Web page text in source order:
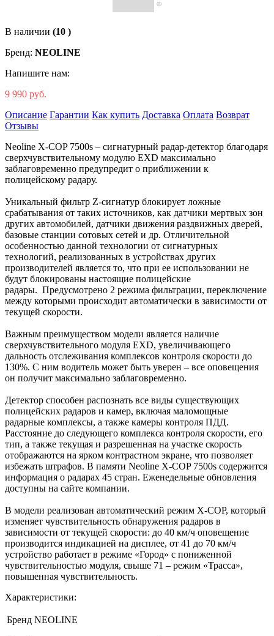
(0)
В наличии (10 )
Бренд: NEOLINE
Напишите нам:
9 990 руб.
Описание Гарантии Как купить Доставка Оплата Возврат
Отзывы
Neoline X-COP 7500s – сигнатурный радар-детектор благодаря
сверхчувствительному модулю EXD максимально
заблаговременно предупредит о приближении к
полицейскому радару.
Уникальный фильтр Z-сигнатур блокирует ложные
срабатывания от таких источников, как датчики мертвых зон
других автомобилей, датчики движения раздвижных дверей,
базовые станции сотовых сетей и др. Отличительной
особенностью данной технологии от сигнатурных
технологий, реализованных в устройствах других
производителей является то, что при ее использовании не
будут блокированы настоящие полицейские
радары. Предусмотрено 2 режима фильтрации, переключение
между которыми происходит автоматически в зависимости от
текущей скорости.
Важным преимуществом модели является наличие
сверхчувствительного модуля EXD, увеличивающего
дальность отслеживания комплексов контроля скорости до
130%. С ним водитель может быть уверен – все оповещения
он получит максимально заблаговременно.
Детектор способен распознать все виды существующих
полицейских радаров и камер, включая маломощные
радарные комплексы, а также камеры контроля ПДД.
Расстояние до следующего комплекса контроля скорости, его
тип, а также текущая и разрешенная на участке скорость
отображаются на ярком контрастном экране, что позволяет
избежать штрафов. В памяти Neoline X-COP 7500s содержится
информация о радарах 45 стран. Еженедельные обновления
доступны на сайте компании.
В модели реализован автоматический режим X-COP, который
изменяет чувствительность обнаружения радаров в
зависимости от текущей скорости: до 40 км/ч оповещение
производится индикацией на дисплее, от 41 до 70 км/ч
устройство работает в режиме «Город» с пониженной
чувствительностью модуля, свыше 71 – режим «Трасса»,
повышенная чувствительность.
Характеристики:
Бренд NEOLINE